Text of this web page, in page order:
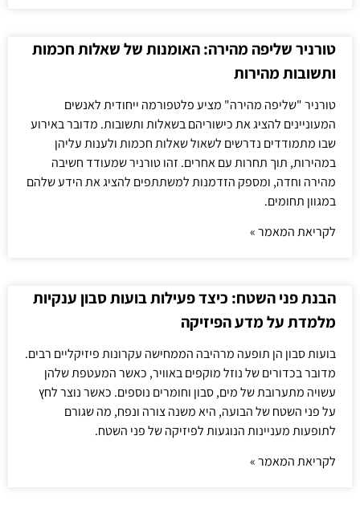
טורניר שליפה מהירה: האומנות של שאלות חכמות
ותשובות מהירות
טורניר "שליפה מהירה" מציע פלטפורמה ייחודית לאנשים
המעוניינים להציג את כישוריהם בשאלות ותשובות. מדובר באירוע
שבו מתמודדים נדרשים לשאול שאלות חכמות ולענות עליהן
במהירות, תוך תחרות עם אחרים. זהו טורניר שמעודד חשיבה
מהירה וחדה, ומספק הזדמנות למשתתפים להציג את הידע שלהם
במגוון תחומים.
לקריאת המאמר »
הבנת פני השטח: כיצד פעילות בועות סבון ענקיות
מלמדת על מדע הפיזיקה
בועות סבון הן תופעה מרהיבה הממחישה עקרונות פיזיקליים רבים.
מדובר בכדורים של נוזל מוקפים באוויר, כאשר המעטפת שלהן
עשויה מתערובת של מים, סבון וחומרים נוספים. כאשר נוצר לחץ
על פני השטח של הבועה, היא משנה צורה ונפח, מה שגורם
לתופעות מעניינות הנוגעות לפיזיקה של פני השטח.
לקריאת המאמר »